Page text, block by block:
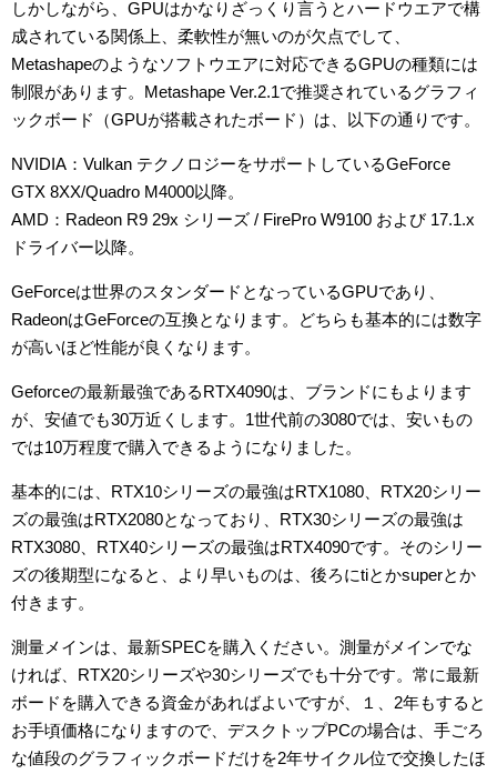
しかしながら、GPUはかなりざっくり言うとハードウエアで構
成されている関係上、柔軟性が無いのが欠点でして、
Metashapeのようなソフトウエアに対応できるGPUの種類には
制限があります。Metashape Ver.2.1で推奨されているグラフィ
ックボード（GPUが搭載されたボード）は、以下の通りです。
NVIDIA：Vulkan テクノロジーをサポートしているGeForce
GTX 8XX/Quadro M4000以降。
AMD：Radeon R9 29x シリーズ / FirePro W9100 および 17.1.x
ドライバー以降。
GeForceは世界のスタンダードとなっているGPUであり、
RadeonはGeForceの互換となります。どちらも基本的には数字
が高いほど性能が良くなります。
Geforceの最新最強であるRTX4090は、ブランドにもよります
が、安値でも30万近くします。1世代前の3080では、安いもの
では10万程度で購入できるようになりました。
基本的には、RTX10シリーズの最強はRTX1080、RTX20シリー
ズの最強はRTX2080となっており、RTX30シリーズの最強は
RTX3080、RTX40シリーズの最強はRTX4090です。そのシリー
ズの後期型になると、より早いものは、後ろにtiとかsuperとか
付きます。
測量メインは、最新SPECを購入ください。測量がメインでな
ければ、RTX20シリーズや30シリーズでも十分です。常に最新
ボードを購入できる資金があればよいですが、１、2年もすると
お手頃価格になりますので、デスクトップPCの場合は、手ごろ
な値段のグラフィックボードだけを2年サイクル位で交換したほ